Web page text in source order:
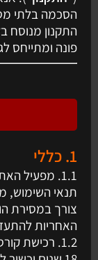
הסכמה בלתי
התקנון מנוסח
פונה ומתייחס
1. כללי
1.1. מפעיל
תנאי השימוש,
צורך במסירת
האחריות
1.2. רכישת